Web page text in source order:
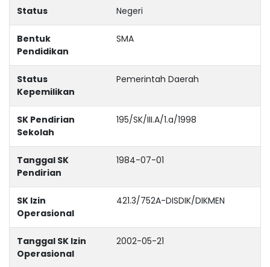
Status Negeri
Bentuk
Pendidikan
SMA
Status
Kepemilikan
Pemerintah Daerah
SK Pendirian
Sekolah
195/SK/III.A/1.a/1998
Tanggal SK
Pendirian
1984-07-01
SK Izin
Operasional
421.3/752A-DISDIK/DIKMEN
Tanggal SK Izin
Operasional
2002-05-21